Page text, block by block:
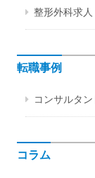
整形外科求人
転職事例
コンサルタ
コラム